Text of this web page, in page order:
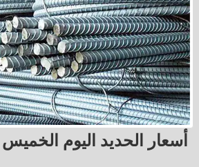
أسعار الحديد اليوم الخميس 6